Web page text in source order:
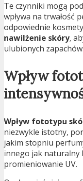
Te czynniki mogą
wpływa na trwałość
odpowiednie
nawilżenie skóry,
ulubionych zapachów.
Wpływ
Wpływ fototypu
niezwykle istotny,
jakim stopniu
innego jak naturalny
promieniowanie UV.